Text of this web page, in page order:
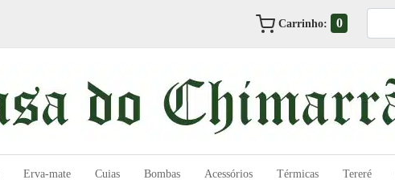
Carrinho: 0
Erva-mate Cuias Bombas Acessórios Térmicas Tereré